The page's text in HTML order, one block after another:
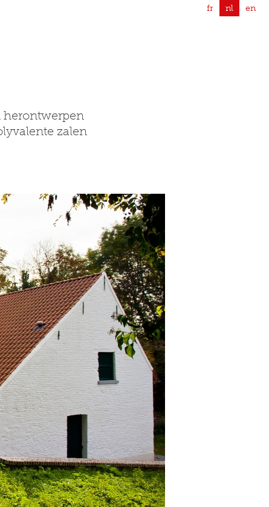
fr nl en
herontwerpen
zalen